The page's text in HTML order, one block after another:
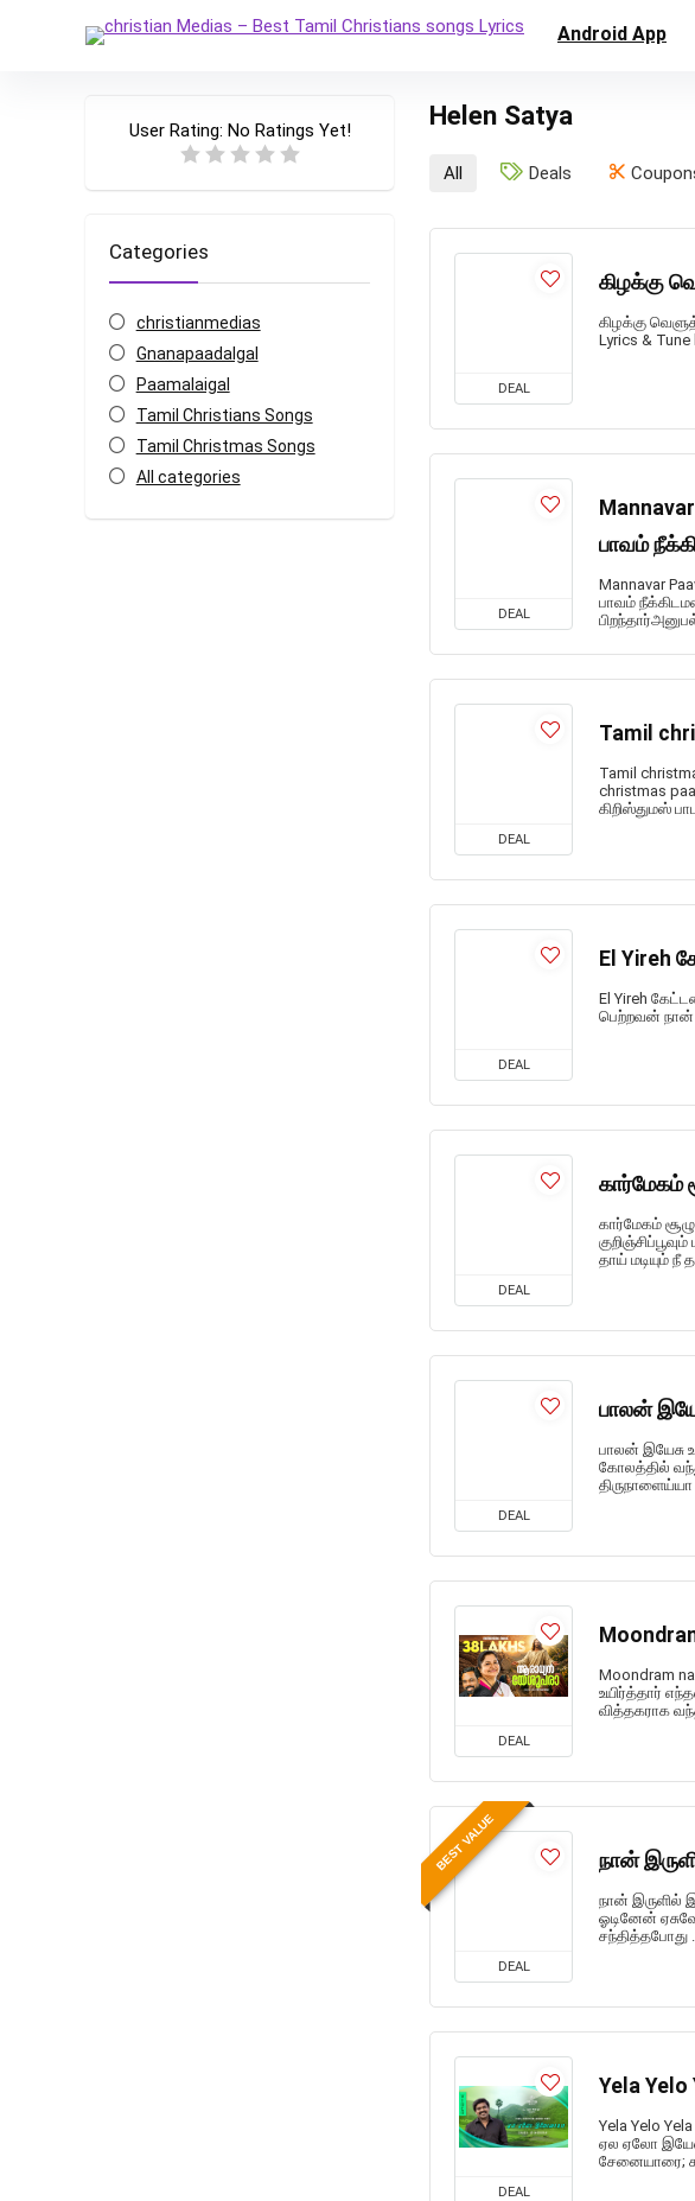
Android App
Helen Satya
User Rating: No Ratings Yet!
Categories
christianmedias
Gnanapaadalgal
Paamalaigal
Tamil Christians Songs
Tamil Christmas Songs
All categories
All Deals
DEAL
கிழக்கு
கிழக்கு
Lyrics &
DEAL
பாவம்
Mannavar
பாவம்
DEAL
Tamil
Tamil
christmas
கிறிஸ்துமஸ்
DEAL
El Yireh
El Yireh
பெற்றவன் நான்
DEAL
கார்மேகம்
கார்மேகம்
தாய் மடியும் நீ
DEAL
பாலன்
பாலன் இயேசு
கோலத்தில்
DEAL
Moondram
உயிர்த்தார்
வித்தகராக
BEST VALUE
DEAL
நான்
நான் இருளில்
ஓடினேன்
சந்தித்தபோது
DEAL
Yela
Yela Yelo
ஏல ஏலோ
சேனையாரை;